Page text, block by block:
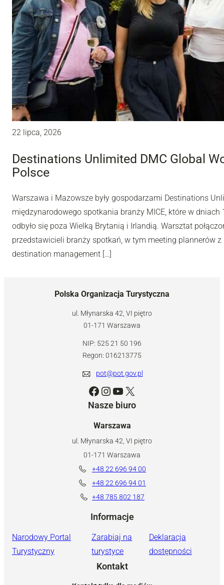
22 lipca, 2026
Destinations Unlimited DMC Global
Polsce
Warszawa i Mazowsze były gospodarzami Destinations
międzynarodowego spotkania branży MICE, które w
odbyło się poza Wielką Brytanią i Irlandią. Warsztat
przedstawicieli branży spotkań, w tym meeting plannerów
destination management […]
Polska Organizacja Turystyczna
ul. Młynarska 42, VI piętro
01-171 Warszawa
NIP: 525 21 50 196
Regon: 016213775
pot@pot.gov.pl
Facebook Instagram YouTube X
Nasze biuro
Warszawa
ul. Młynarska 42, VI piętro
01-171 Warszawa
+48 22 696 94 00
+48 22 696 94 01
+48 785 802 187
Informacje
Narodowy Portal
Turystyczny
Zarabiaj na
turystyce
Deklaracja
dostępności
Kontakt